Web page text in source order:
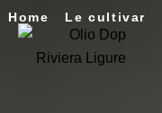
Home Le cultivar